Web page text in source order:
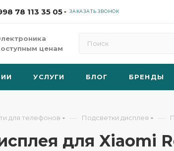
78 113 35 05 ЗАКАЗАТЬ ЗВОНОК
ценам
УСЛУГИ БЛОГ БРЕНДЫ
для телефонов — Подсветки дисплея —
для Xiaomi